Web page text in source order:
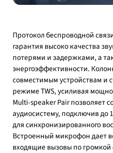
Протокол беспроводной
гарантия высоко качества
потерями и задержками, а
энергоэффективности.
совместимым устройствам и
режиме TWS, усиливая
Multi-speaker Pair позволяет
аудиосистему, подключив до
для синхронизированного
Встроенный микрофон дает
входящие вызовы по